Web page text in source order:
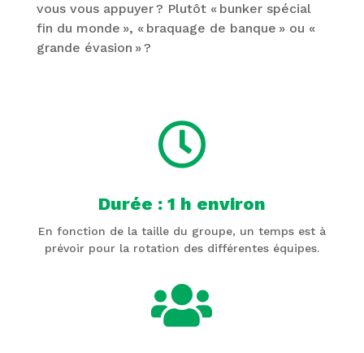
vous vous appuyer ? Plutôt « bunker spécial
fin du monde », « braquage de banque » ou «
grande évasion » ?

Durée : 1 h environ
En fonction de la taille du groupe, un temps est à
prévoir pour la rotation des différentes équipes.
